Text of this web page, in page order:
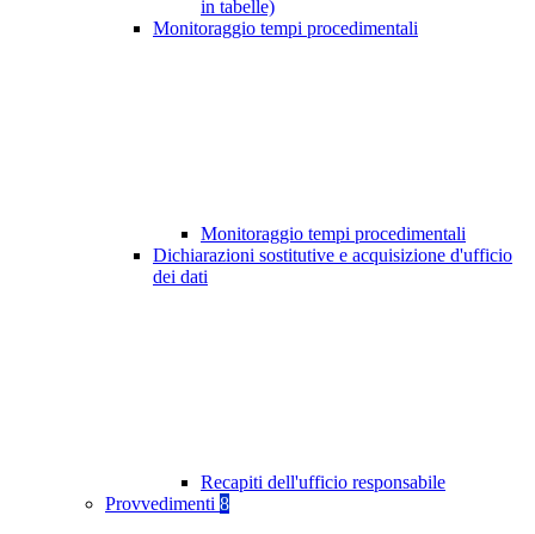
in tabelle)
Monitoraggio tempi procedimentali
Monitoraggio tempi procedimentali
Dichiarazioni sostitutive e acquisizione d'ufficio
dei dati
Recapiti dell'ufficio responsabile
Provvedimenti 8